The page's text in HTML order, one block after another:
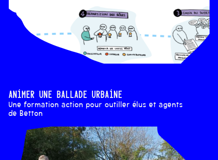
Animer une ballade urbaine
Une formation action pour outiller élus et agents
de Betton